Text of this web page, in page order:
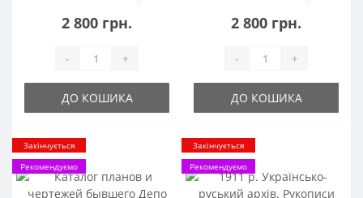
2 800 грн.
- +
ДО КОШИКА
колонизаціонныхъ
2 800 грн.
- +
ДО КОШИКА
Закінчується
Рекомендуємо
Закінчується
Рекомендуємо